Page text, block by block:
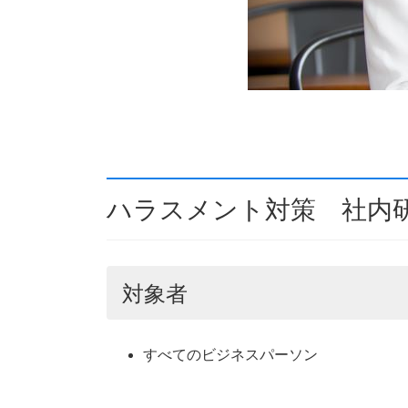
ハラスメント対策 社内
対象者
すべてのビジネスパーソン